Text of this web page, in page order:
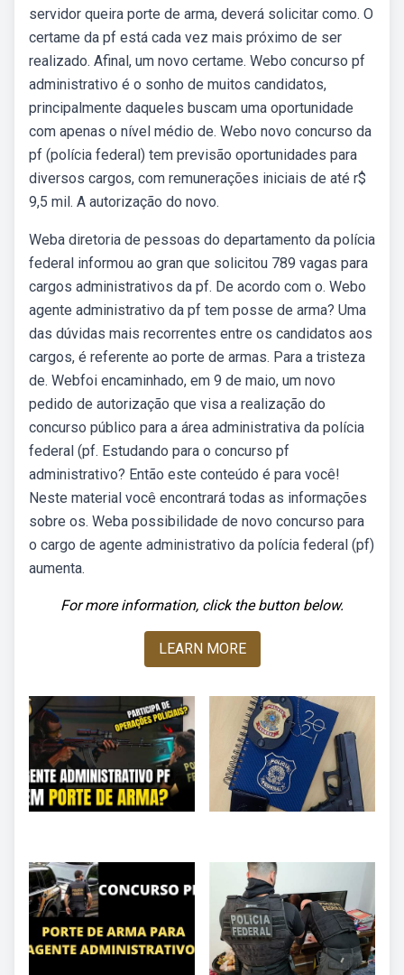
servidor queira porte de arma, deverá solicitar como. O
certame da pf está cada vez mais próximo de ser
realizado. Afinal, um novo certame. Webo concurso pf
administrativo é o sonho de muitos candidatos,
principalmente daqueles buscam uma oportunidade
com apenas o nível médio de. Webo novo concurso da
pf (polícia federal) tem previsão oportunidades para
diversos cargos, com remunerações iniciais de até r$
9,5 mil. A autorização do novo.
Weba diretoria de pessoas do departamento da polícia
federal informou ao gran que solicitou 789 vagas para
cargos administrativos da pf. De acordo com o. Webo
agente administrativo da pf tem posse de arma? Uma
das dúvidas mais recorrentes entre os candidatos aos
cargos, é referente ao porte de armas. Para a tristeza
de. Webfoi encaminhado, em 9 de maio, um novo
pedido de autorização que visa a realização do
concurso público para a área administrativa da polícia
federal (pf. Estudando para o concurso pf
administrativo? Então este conteúdo é para você!
Neste material você encontrará todas as informações
sobre os. Weba possibilidade de novo concurso para
o cargo de agente administrativo da polícia federal (pf)
aumenta.
For more information, click the button below.
LEARN MORE